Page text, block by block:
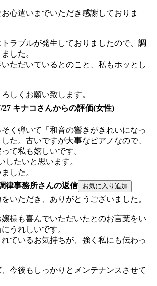
心遣いまでいただき感謝しておりま
ラブルが発生しておりましたので、調
した。
ただいているとのこと、私もホッとし
しくお願い致します。
27 キナコさんからの評価(女性)
く弾いて「和音の響きがきれいになっ
た。古いですが大事なピアノなので、
て私も嬉しいです。
したいと思います。
した。
律事務所さんの返信
いただき、ありがとうございました。
様も喜んでいただいたとのお言葉をい
うれしいです。
ているお気持ちが、強く私にも伝わっ
今後もしっかりとメンテナンスさせて